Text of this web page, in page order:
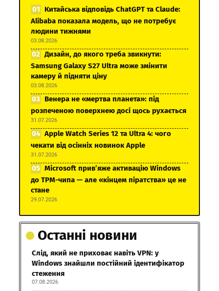
Китайська відповідь ChatGPT та Claude:
Alibaba показала модель, що не потребує
людини тижнями
03.08.2026
Дизайн, до якого треба звикнути:
Samsung Galaxy S27 Ultra може змінити
камеру й підняти ціну
03.08.2026
Венера не «мертва планета»: під
розпеченою поверхнею досі щось рухається
31.07.2026
Apple Watch Series 12 та Ultra 4: чого
чекати від осінніх новинок Apple
31.07.2026
Microsoft прив’яже активацію Windows
до TPM-чипа — але «кінцем піратства» це не
стане
29.07.2026
Останні новини
Слід, який не приховає навіть VPN: у
Windows знайшли постійний ідентифікатор
стеження
07.08.2026